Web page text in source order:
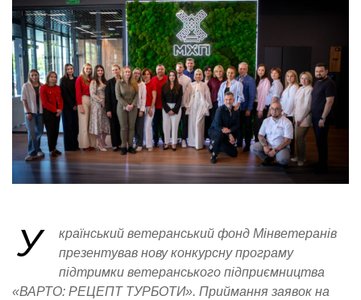
У
країнський ветеранський фонд Мінветеранів
презентував нову конкурсну програму
підтримки ветеранського підприємництва
«ВАРТО: РЕЦЕПТ ТУРБОТИ». Приймання заявок на